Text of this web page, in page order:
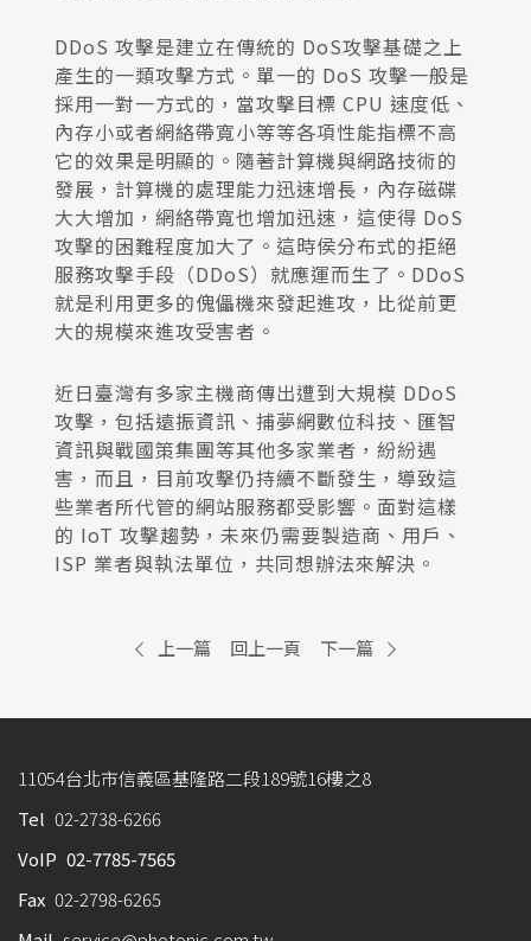
DDoS 攻擊是建立在傳統的 DoS攻擊基礎之上
產生的一類攻擊方式。單一的 DoS 攻擊一般是
採用一對一方式的，當攻擊目標 CPU 速度低、
內存小或者網絡帶寬小等等各項性能指標不高
它的效果是明顯的。隨著計算機與網路技術的
發展，計算機的處理能力迅速增長，內存磁碟
大大增加，網絡帶寬也增加迅速，這使得 DoS
攻擊的困難程度加大了。這時侯分布式的拒絕
服務攻擊手段（DDoS）就應運而生了。DDoS
就是利用更多的傀儡機來發起進攻，比從前更
大的規模來進攻受害者。
近日臺灣有多家主機商傳出遭到大規模 DDoS
攻擊，包括遠振資訊、捕夢網數位科技、匯智
資訊與戰國策集團等其他多家業者，紛紛遇
害，而且，目前攻擊仍持續不斷發生，導致這
些業者所代管的網站服務都受影響。面對這樣
的 IoT 攻擊趨勢，未來仍需要製造商、用戶、
ISP 業者與執法單位，共同想辦法來解決。
上一篇 回上一頁 下一篇
11054台北市信義區基隆路二段189號16樓之8
Tel 02-2738-6266
VoIP 02-7785-7565
Fax 02-2798-6265